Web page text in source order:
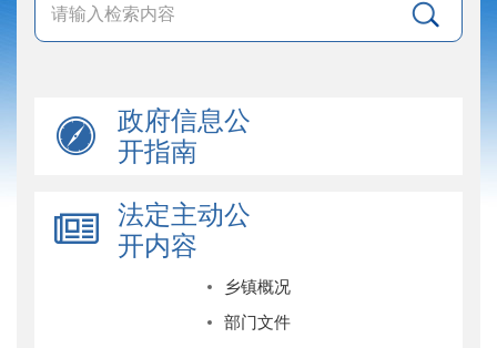
政府信息公
开指南
法定主动公
开内容
乡镇概况
部门文件